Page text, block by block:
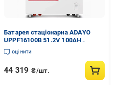
Батарея стаціонарна ADAYO
UPPF16100B 51.2V 100AH
5.12KWH
оцінити
44 319 ₴/шт.